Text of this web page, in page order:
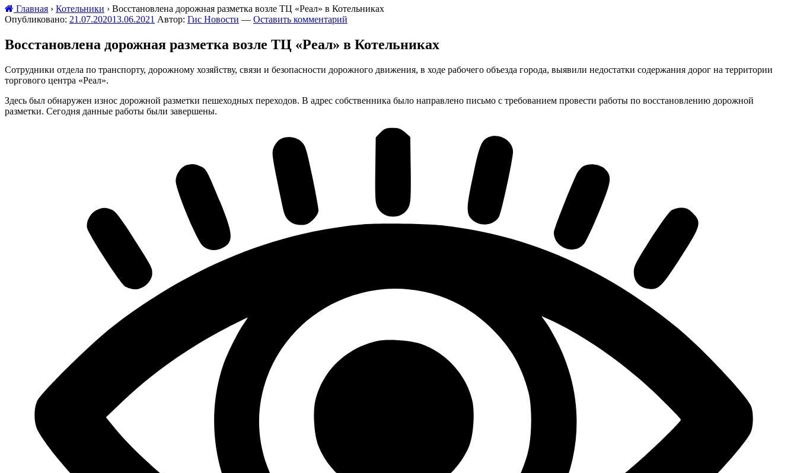
Главная › Котельники › Восстановлена дорожная разметка возле ТЦ «Реал» в Котельниках
Опубликовано: 21.07.202013.06.2021 Автор: Гис Новости — Оставить комментарий
Восстановлена дорожная разметка возле ТЦ «Реал» в Котельниках
Сотрудники отдела по транспорту, дорожному хозяйству, связи и безопасности дорожного движения, в ходе рабочего объезда города, выявили недостатки содержания дорог на территории
торгового центра «Реал».
Здесь был обнаружен износ дорожной разметки пешеходных переходов. В адрес собственника было направлено письмо с требованием провести работы по восстановлению дорожной
разметки. Сегодня данные работы были завершены.